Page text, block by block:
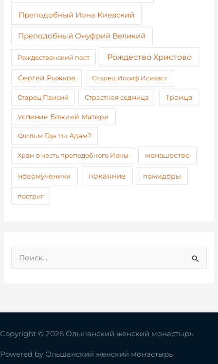
Преподобный Иона Киевский
Преподобный Онуфрий Великий
Рождественский пост Рождество Христово
Сергей Рыжков Старец Иосиф Исихаст
Старец Паисий Страстная седмица Троица
Успение Божией Матери
Фильм Где ты Адам?
Храм в честь преподобного Ионы монашество
новомученики покаяние помидоры
постриг
:
Copyright © 2026 Ольшанский женский монастырь
Powered by Ольшанский женский монастырь